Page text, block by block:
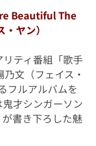
Beautiful The
ヤン）
ティ番組「歌手
文（フェイス・
フルアルバムを
才シンガーソン
書き下ろした魅